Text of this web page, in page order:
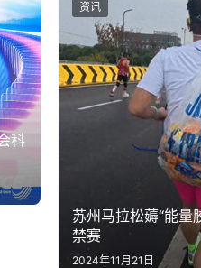
科
苏州马拉松薅“能量
禁赛
2024年11月21日
资讯